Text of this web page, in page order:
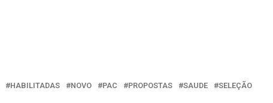
HABILITADAS NOVO PAC PROPOSTAS SAUDE SELEÇÃO